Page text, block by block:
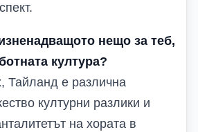
нещо за теб,
култура?
Тайланд е различна
културни разлики и
на хората в